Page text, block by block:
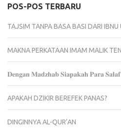
POS-POS TERBARU
TAJSIM TANPA BASA BASI DARI IBNU
MAKNA PERKATAAN IMAM MALIK
𝐃𝐞𝐧𝐠𝐚𝐧 𝐌𝐚𝐝𝐳𝐡𝐚𝐛 𝐒𝐢𝐚𝐩𝐚𝐤𝐚𝐡 𝐏𝐚𝐫𝐚
APAKAH DZIKIR BEREFEK PANAS?
DINGINNYA AL-QUR’AN